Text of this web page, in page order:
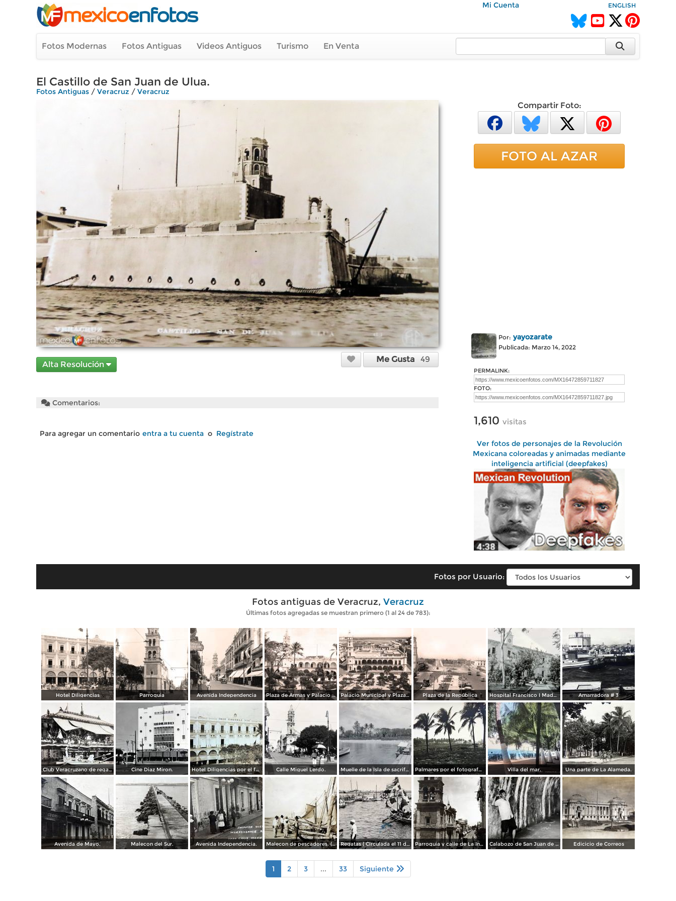
Mi Cuenta ENGLISH
Fotos Modernas Fotos Antiguas Videos Antiguos Turismo En Venta
El Castillo de San Juan de Ulua.
Fotos Antiguas / Veracruz / Veracruz
Alta Resolución
Me Gusta 49
Comentarios:
Para agregar un comentario entra a tu cuenta o Regístrate
Compartir Foto:
FOTO AL AZAR
Por: yayozarate
Publicada: Marzo 14, 2022
PERMALINK:
FOTO:
1,610 visitas
Ver fotos de personajes de la Revolución
Mexicana coloreadas y animadas mediante
inteligencia artificial (deepfakes)
Fotos por Usuario:
Fotos antiguas de Veracruz, Veracruz
Últimas fotos agregadas se muestran primero (1 al 24 de 783):
Hotel Diligencias Parroquia Avenida Independencia Plaza de Armas y Palacio Municipal Palacio Municipal y Plaza de Armas Plaza de la República Hospital Francisco I Madero. Amarradora # 3
Club Veracruzano de regatas. Cine Diaz Miron. Hotel Diligencias por el fotografo Walter E Hadsell. ( Circulada el 17 de Febrero de 1914 ). Calle Miguel Lerdo. Muelle de la Isla de sacrificios. Palmares por el fotografo Hugo Brehme. Villa del mar. Una parte de La Alameda.
Avenida de Mayo. Malecon del Sur. Avenida Independencia. Malecon de pescadores. ( Circulada el 12 de Agosto de 1911 ). Regatas ( Circulada el 11 de Abril de 1926 ). Parroquia y calle de La Independencia. Calabozo de San Juan de Ulua. Edicicio de Correos
1 2 3 ... 33 Siguiente